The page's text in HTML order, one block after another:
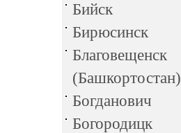
Бийск
Бирюсинск
Благовещенск
(Башкортостан)
Богданович
Богородицк